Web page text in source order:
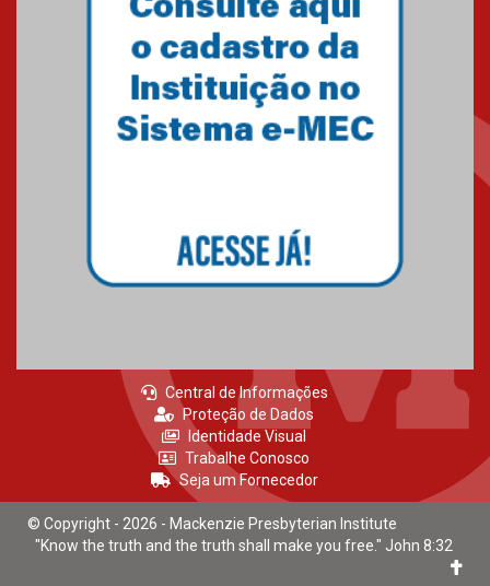
Primeiro culto do ano ressalta o
27.02.2026
Central de Informações
Proteção de Dados
Identidade Visual
Trabalhe Conosco
Seja um Fornecedor
© Copyright - 2026 - Mackenzie Presbyterian Institute
"Know the truth and the truth shall make you free." John 8:32